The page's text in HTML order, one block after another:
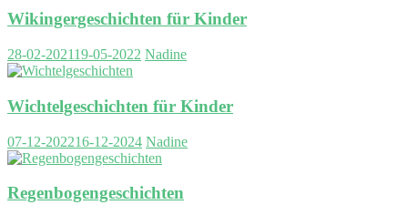
Wikingergeschichten für Kinder
28-02-202119-05-2022 Nadine
Wichtelgeschichten für Kinder
07-12-202216-12-2024 Nadine
Regenbogengeschichten